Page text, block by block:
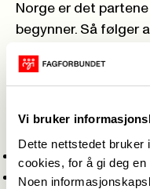
Vi bruker
Dette nettstedet bruker
cookies, for å gi deg
Noen
Norge er det
begynner. Så følger
organisasjoner
overordnede
Økt kjøpekraft.
Generelle tillegg